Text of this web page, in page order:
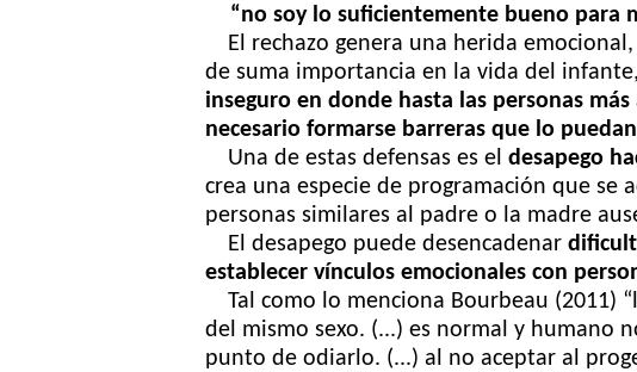
“no soy lo suficientemente bueno para
El rechazo genera una herida
de suma importancia en la vida del infante,
inseguro en donde hasta las personas
necesario formarse barreras que lo
Una de estas defensas es el desapego
crea una especie de programación que se
personas similares al padre o la madre
El desapego puede desencadenar
establecer vínculos emocionales con
Tal como lo menciona Bourbeau (2011)
del mismo sexo. (...) es normal y humano
punto de odiarlo. (...) al no aceptar al